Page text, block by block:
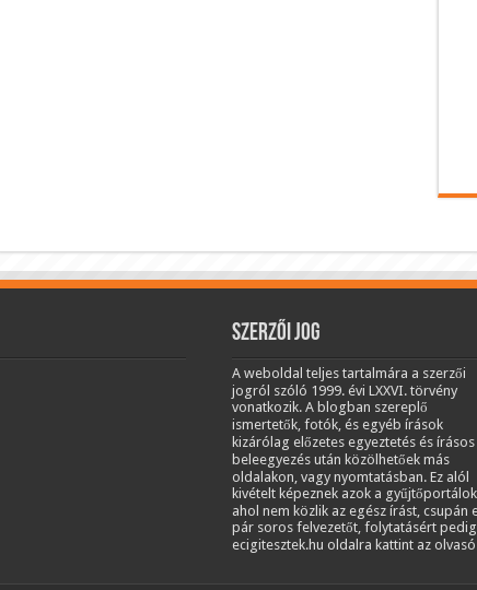
Szerzői jog
A weboldal teljes tartalmára a szerzői
jogról szóló 1999. évi LXXVI. törvény
vonatkozik. A blogban szereplő
ismertetők, fotók, és egyéb írások
kizárólag előzetes egyeztetés és írásos
beleegyezés után közölhetőek más
oldalakon, vagy nyomtatásban. Ez alól
kivételt képeznek azok a
ahol nem közlik az egész írást, csupán
pár soros felvezetőt, folytatásért
ecigitesztek.hu oldalra kattint az